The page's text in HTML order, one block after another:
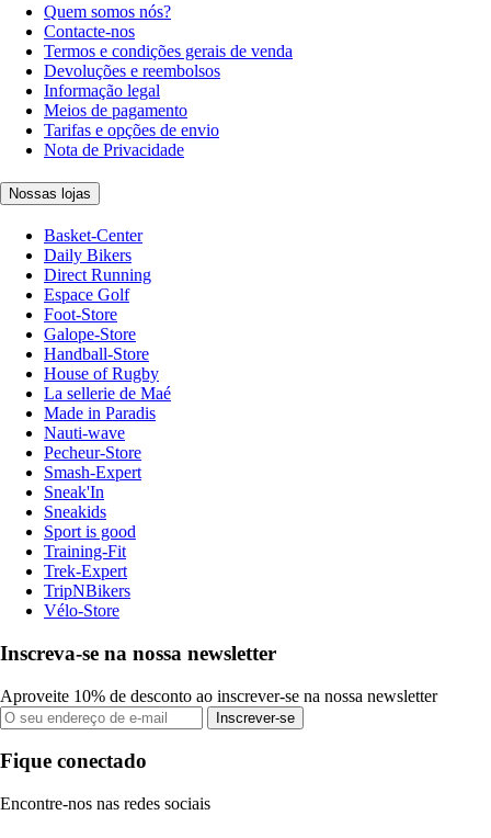
Quem somos nós?
Contacte-nos
Termos e condições gerais de venda
Devoluções e reembolsos
Informação legal
Meios de pagamento
Tarifas e opções de envio
Nota de Privacidade
Nossas lojas
Basket-Center
Daily Bikers
Direct Running
Espace Golf
Foot-Store
Galope-Store
Handball-Store
House of Rugby
La sellerie de Maé
Made in Paradis
Nauti-wave
Pecheur-Store
Smash-Expert
Sneak'In
Sneakids
Sport is good
Training-Fit
Trek-Expert
TripNBikers
Vélo-Store
Inscreva-se na nossa newsletter
Aproveite 10% de desconto ao inscrever-se na nossa newsletter
Inscrever-se
Fique conectado
Encontre-nos nas redes sociais